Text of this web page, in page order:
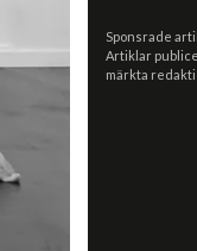
Sponsrade
Artiklar
märkta